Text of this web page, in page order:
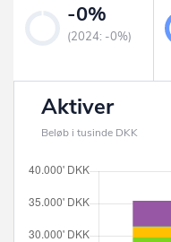
-0%
(2024: -0%)
Aktiver
Beløb i tusinde DKK